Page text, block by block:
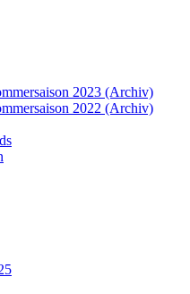
2023 (Archiv)
2022 (Archiv)